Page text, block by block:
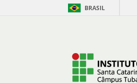
Pular para o Conteúdo BRASIL